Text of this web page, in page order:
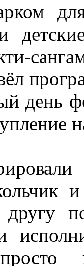
день